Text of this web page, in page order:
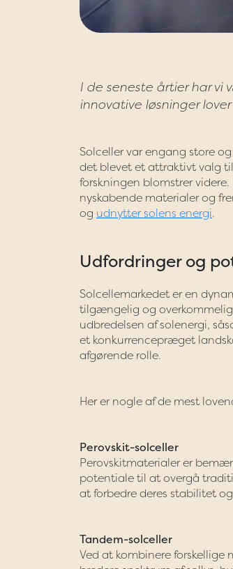
I de seneste årtier har vi
innovative løsninger
Solceller var engang store
det blevet et attraktivt valg
forskningen blomstrer
nyskabende materialer og
og udnytter solens energi.
Udfordringer og
Solcellemarkedet er en
tilgængelig og overkommelig
udbredelsen af solenergi,
et konkurrencepræget
afgørende rolle.
Her er nogle af de mest
Perovskit-solceller
Perovskitmaterialer er
potentiale til at overgå
at forbedre deres stabilitet
Tandem-solceller
Ved at kombinere